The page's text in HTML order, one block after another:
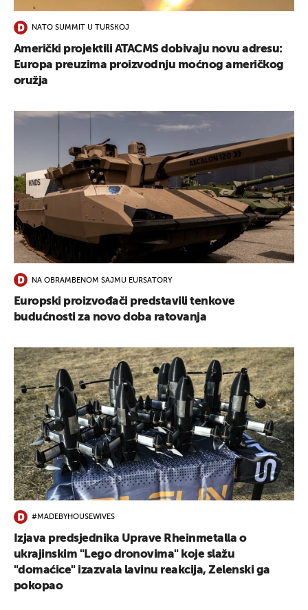
NATO SUMMIT U TURSKOJ
Američki projektili ATACMS dobivaju novu adresu:
Europa preuzima proizvodnju moćnog američkog
oružja
NA OBRAMBENOM SAJMU EURSATORY
Europski proizvođači predstavili tenkove
budućnosti za novo doba ratovanja
#MADEBYHOUSEWIVES
Izjava predsjednika Uprave Rheinmetalla o
ukrajinskim "Lego dronovima" koje slažu
"domaćice" izazvala lavinu reakcija, Zelenski ga
pokopao